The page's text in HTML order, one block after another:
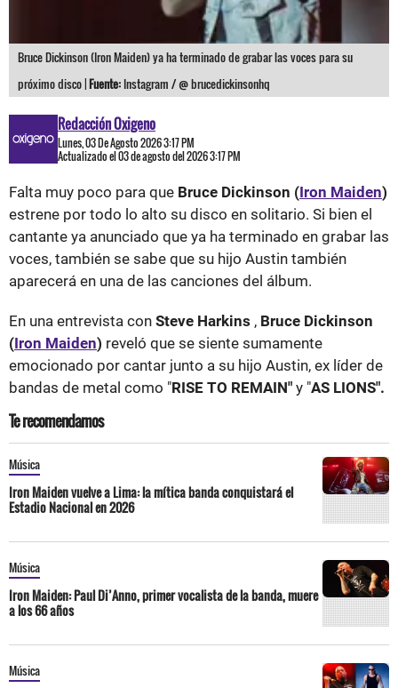
Bruce Dickinson (Iron Maiden) ya ha terminado de grabar las voces para su
próximo disco |Fuente: Instagram / @ brucedickinsonhq
Redacción Oxigeno
Lunes, 03 De Agosto 2026 3:17 PM
Actualizado el 03 de agosto del 2026 3:17 PM
Falta muy poco para que Bruce Dickinson (Iron Maiden)
estrene por todo lo alto su disco en solitario. Si bien el
cantante ya anunciado que ya ha terminado en grabar las
voces, también se sabe que su hijo Austin también
aparecerá en una de las canciones del álbum.
En una entrevista con Steve Harkins , Bruce Dickinson
(Iron Maiden) reveló que se siente sumamente
emocionado por cantar junto a su hijo Austin, ex líder de
bandas de metal como "RISE TO REMAIN" y "AS LIONS".
Te recomendamos
Música
Iron Maiden vuelve a Lima: la mítica banda conquistará el
Estadio Nacional en 2026
Música
Iron Maiden: Paul Di’Anno, primer vocalista de la banda, muere
a los 66 años
Música